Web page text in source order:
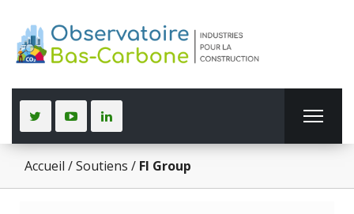
Accueil /Soutiens / FI Group